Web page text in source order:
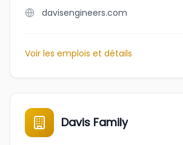
davisengineers.com
Voir les emplois et détails
Davis Family